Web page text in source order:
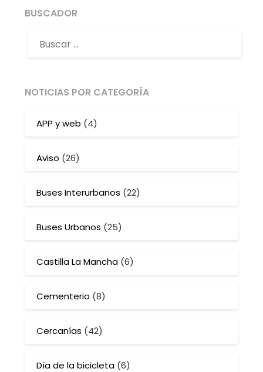
BUSCADOR
NOTICIAS POR CATEGORÍA
APP y web (4)
Aviso (26)
Buses Interurbanos (22)
Buses Urbanos (25)
Castilla La Mancha (6)
Cementerio (8)
Cercanías (42)
Día de la bicicleta (6)